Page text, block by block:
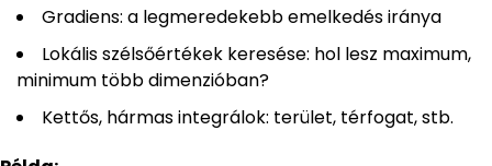
Gradiens: a legmeredekebb emelkedés iránya
Lokális szélsőértékek keresése: hol lesz maximum,
minimum több dimenzióban?
Kettős, hármas integrálok: terület, térfogat, stb.